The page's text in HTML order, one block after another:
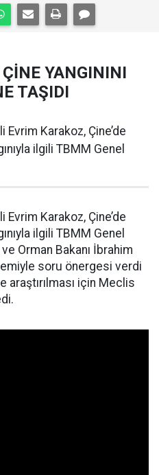
YANGININI
TAŞIDI
Evrim Karakoz, Çine’de
ilgili TBMM Genel
Evrim Karakoz, Çine’de
ilgili TBMM Genel
Orman Bakanı İbrahim
soru önergesi verdi
araştırılması için Meclis